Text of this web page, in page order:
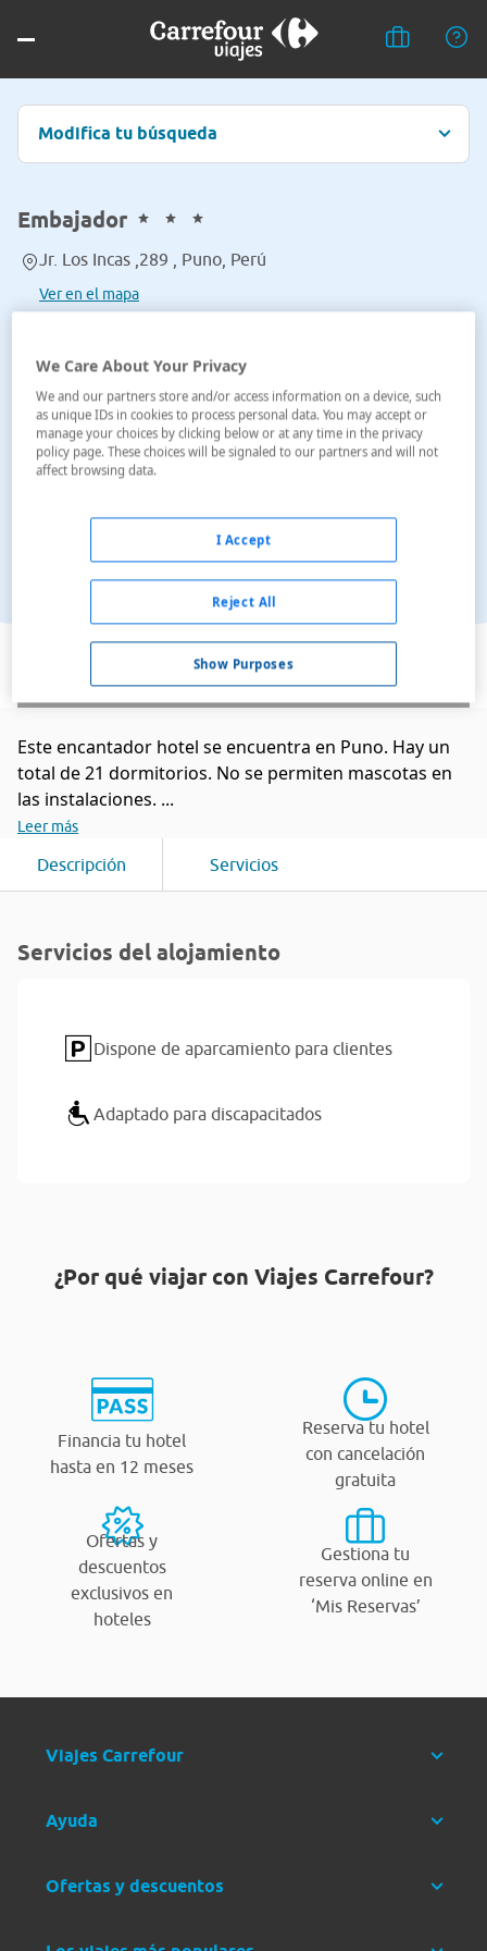
Modifica tu búsqueda
Embajador
Jr. Los Incas ,289 , Puno, Perú
Ver en el mapa
Ver en el mapa
Este encantador hotel se encuentra en Puno. Hay un
total de 21 dormitorios. No se permiten mascotas en
las instalaciones. ...
Leer más
Descripción Servicios
Servicios del alojamiento
Dispone de aparcamiento para clientes
Adaptado para discapacitados
¿Por qué viajar con Viajes Carrefour?
Financia tu hotel
hasta en 12 meses
Reserva tu hotel
con cancelación
gratuita
Ofertas y
descuentos
exclusivos en
hoteles
Gestiona tu
reserva online en
‘Mis Reservas’
Viajes Carrefour
Ayuda
Ofertas y descuentos
We Care About Your Privacy
We and our partners store and/or access information on a device, such
as unique IDs in cookies to process personal data. You may accept or
manage your choices by clicking below or at any time in the privacy
policy page. These choices will be signaled to our partners and will not
affect browsing data.
Show Purposes
Reject All
I Accept